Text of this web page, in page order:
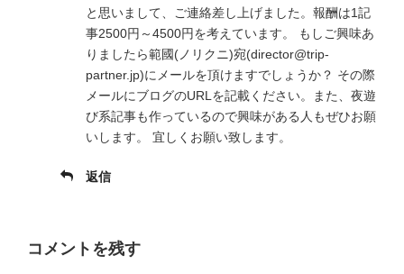
と思いまして、ご連絡差し上げました。報酬は1記
事2500円～4500円を考えています。 もしご興味あ
りましたら範國(ノリクニ)宛(director@trip-
partner.jp)にメールを頂けますでしょうか？ その際
メールにブログのURLを記載ください。また、夜遊
び系記事も作っているので興味がある人もぜひお願
いします。 宜しくお願い致します。
返信
コメントを残す